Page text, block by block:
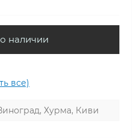
наличии
все)
Хурма, Киви